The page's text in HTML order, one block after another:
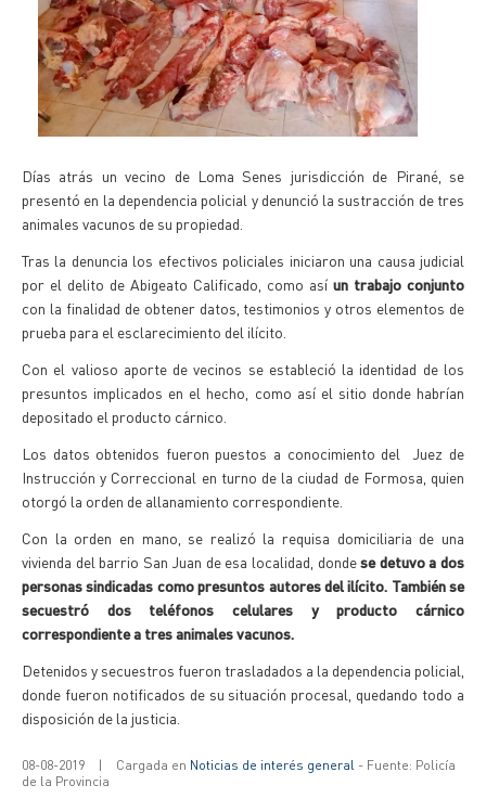
Días atrás un vecino de Loma Senes jurisdicción de Pirané, se
presentó en la dependencia policial y denunció la sustracción de tres
animales vacunos de su propiedad.
Tras la denuncia los efectivos policiales iniciaron una causa judicial
por el delito de Abigeato Calificado, como así un trabajo conjunto
con la finalidad de obtener datos, testimonios y otros elementos de
prueba para el esclarecimiento del ilícito.
Con el valioso aporte de vecinos se estableció la identidad de los
presuntos implicados en el hecho, como así el sitio donde habrían
depositado el producto cárnico.
Los datos obtenidos fueron puestos a conocimiento del Juez de
Instrucción y Correccional en turno de la ciudad de Formosa, quien
otorgó la orden de allanamiento correspondiente.
Con la orden en mano, se realizó la requisa domiciliaria de una
vivienda del barrio San Juan de esa localidad, dondese detuvo a dos
personas sindicadas como presuntos autores del ilícito. También se
secuestró dos teléfonos celulares y producto cárnico
correspondiente a tres animales vacunos.
Detenidos y secuestros fueron trasladados a la dependencia policial,
donde fueron notificados de su situación procesal, quedando todo a
disposición de la justicia.
08-08-2019 | Cargada en Noticias de interés general - Fuente: Policía
de la Provincia